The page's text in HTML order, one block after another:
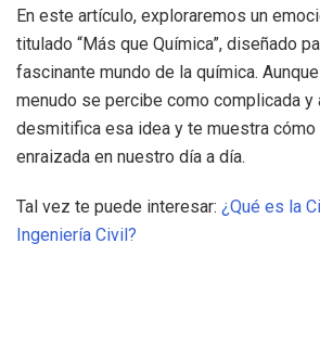
En este artículo, exploraremos un
titulado “Más que Química”, diseñado
fascinante mundo de la química.
menudo se percibe como complicada y
desmitifica esa idea y te muestra
enraizada en nuestro día a día.
Tal vez te puede interesar: ¿Qué es la
Ingeniería Civil?